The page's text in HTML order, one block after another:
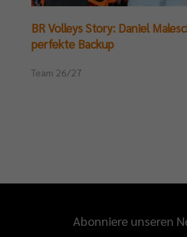
BR Volleys Story: Daniel
perfekte Backup
Team 26/27
Abonniere unseren